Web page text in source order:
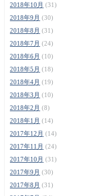
2018年10月 (31)
2018年9月 (30)
2018年8月 (31)
2018年7月 (24)
2018年6月 (10)
2018年5月 (18)
2018年4月 (19)
2018年3月 (10)
2018年2月 (8)
2018年1月 (14)
2017年12月 (14)
2017年11月 (24)
2017年10月 (31)
2017年9月 (30)
2017年8月 (31)